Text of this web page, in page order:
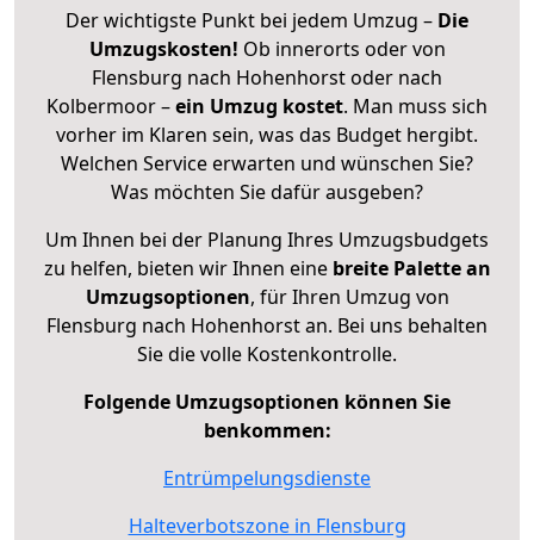
Der wichtigste Punkt bei jedem Umzug – Die
Umzugskosten! Ob innerorts oder von
Flensburg nach Hohenhorst oder nach
Kolbermoor –ein Umzug kostet. Man muss sich
vorher im Klaren sein, was das Budget hergibt.
Welchen Service erwarten und wünschen Sie?
Was möchten Sie dafür ausgeben?
Um Ihnen bei der Planung Ihres Umzugsbudgets
zu helfen, bieten wir Ihnen eine breite Palette an
Umzugsoptionen, für Ihren Umzug von
Flensburg nach Hohenhorst an. Bei uns behalten
Sie die volle Kostenkontrolle.
Folgende Umzugsoptionen können Sie
benkommen:
Entrümpelungsdienste
Halteverbotszone in Flensburg